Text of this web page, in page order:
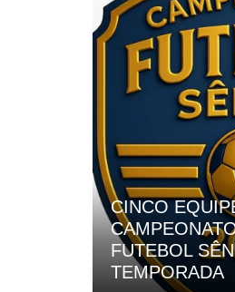
DISPUTAM O
MUNICIPAL DE